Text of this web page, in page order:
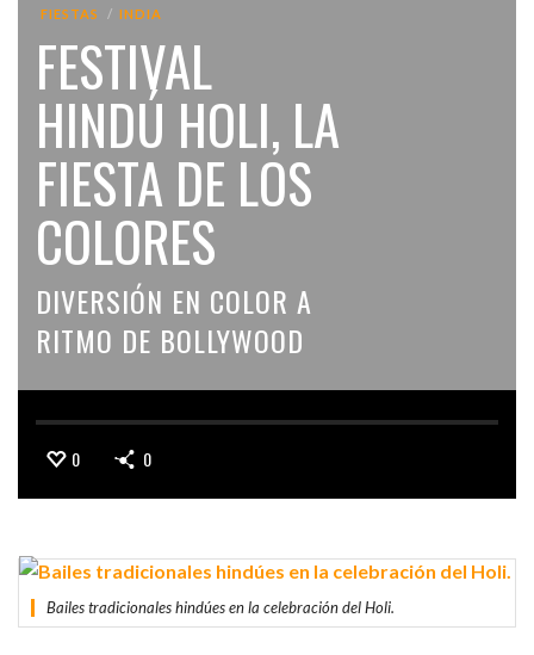
FIESTAS INDIA
FESTIVAL
HINDÚ HOLI, LA
FIESTA DE LOS
COLORES
DIVERSIÓN EN COLOR A
RITMO DE BOLLYWOOD
0 0
Bailes tradicionales hindúes en la celebración del Holi.